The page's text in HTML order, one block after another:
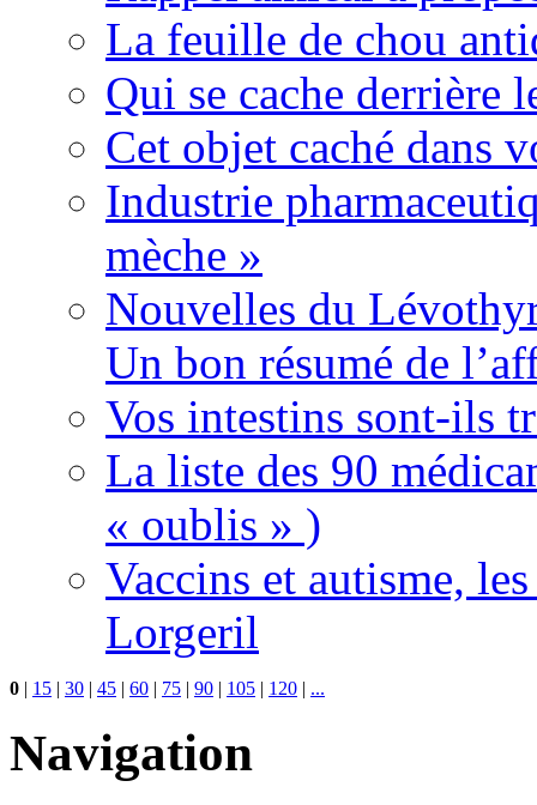
La feuille de chou
Qui se cache derrière
Cet objet caché dans
Industrie
mèche »
Nouvelles du
Un bon résumé de
Vos intestins sont-ils
La liste des 90
« oublis » )
Vaccins et autisme,
Lorgeril
0 | 15 | 30 | 45 | 60 | 75 | 90 | 105 | 120 | ...
Navigation